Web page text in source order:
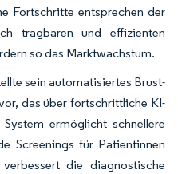
Fortschritte entsprechen der
tragbaren und effizienten
so das Marktwachstum.
sein automatisiertes Brust-
das über fortschrittliche KI-
ermöglicht schnellere
Screenings für Patientinnen
die diagnostische